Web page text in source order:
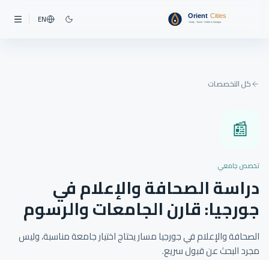
EN
كل التخصصات
📰
تخصص جامعي
دراسة الصحافة والإعلام في
جورجيا: قارن الجامعات والرسوم
الصحافة والإعلام في جورجيا مسار يحتاج اختيار جامعة مناسبة، وليس
مجرد البحث عن قبول سريع.